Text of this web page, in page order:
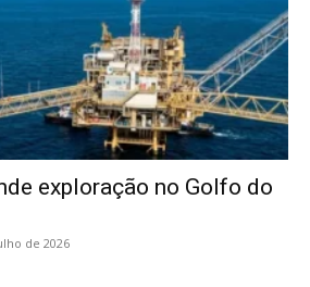
exploração no Golfo do
de 2026